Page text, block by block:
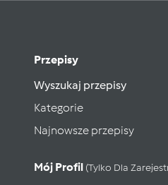
Przepisy
Wyszukaj przepisy
Kategorie
Najnowsze przepisy
Mój Profil (tylko Dla